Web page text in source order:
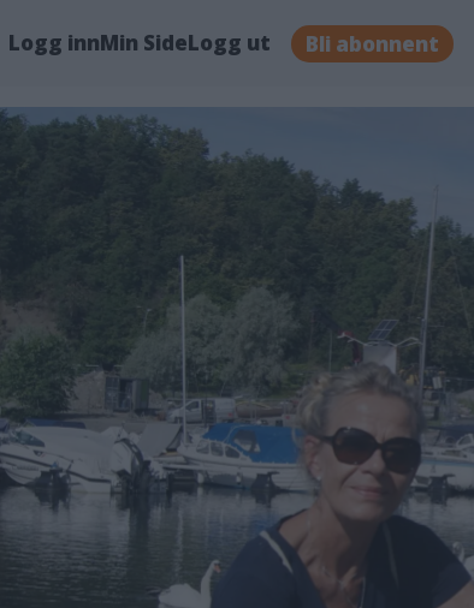
Logg innMin SideLogg ut Bli abonnent